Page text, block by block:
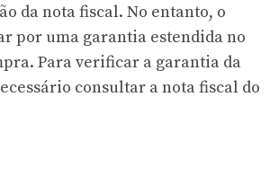
da nota fiscal. No entanto, o
por uma garantia estendida no
Para verificar a garantia da
consultar a nota fiscal do